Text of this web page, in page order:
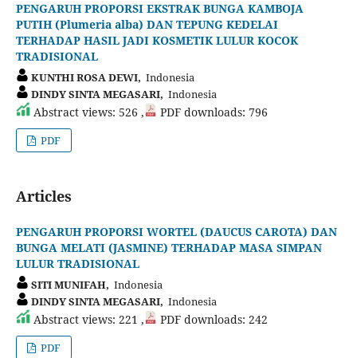
PENGARUH PROPORSI EKSTRAK BUNGA KAMBOJA
PUTIH (Plumeria alba) DAN TEPUNG KEDELAI
TERHADAP HASIL JADI KOSMETIK LULUR KOCOK
TRADISIONAL
KUNTHI ROSA DEWI, Indonesia
DINDY SINTA MEGASARI, Indonesia
Abstract views: 526 , PDF downloads: 796
PDF
Articles
PENGARUH PROPORSI WORTEL (DAUCUS CAROTA) DAN
BUNGA MELATI (JASMINE) TERHADAP MASA SIMPAN
LULUR TRADISIONAL
SITI MUNIFAH, Indonesia
DINDY SINTA MEGASARI, Indonesia
Abstract views: 221 , PDF downloads: 242
PDF